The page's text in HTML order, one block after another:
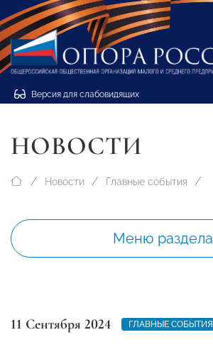
Версия для слабовидящих
НОВОСТИ
Новости Главные события
Меню раздела
11 Сентября 2024 ГЛАВНЫЕ СОБЫТИЯ